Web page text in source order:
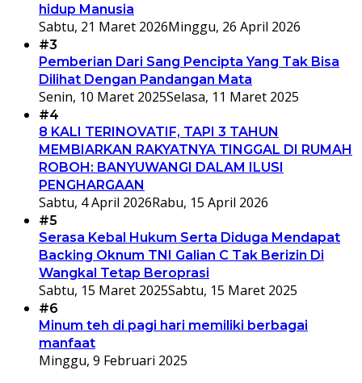
hidup Manusia
Sabtu, 21 Maret 2026Minggu, 26 April 2026
#3
Pemberian Dari Sang Pencipta Yang Tak Bisa
Dilihat Dengan Pandangan Mata
Senin, 10 Maret 2025Selasa, 11 Maret 2025
#4
8 KALI TERINOVATIF, TAPI 3 TAHUN
MEMBIARKAN RAKYATNYA TINGGAL DI RUMAH
ROBOH: BANYUWANGI DALAM ILUSI
PENGHARGAAN
Sabtu, 4 April 2026Rabu, 15 April 2026
#5
Serasa Kebal Hukum Serta Diduga Mendapat
Backing Oknum TNI Galian C Tak Berizin Di
Wangkal Tetap Beroprasi
Sabtu, 15 Maret 2025Sabtu, 15 Maret 2025
#6
Minum teh di pagi hari memiliki berbagai
manfaat
Minggu, 9 Februari 2025